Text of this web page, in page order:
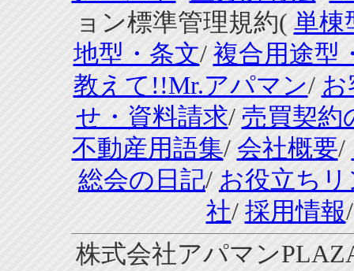
ョン標準管理規約( 単棟
地型・条文/ 複合用途型
教えて!!Mr.アパマン/ お
せ・資料請求/ 売買契約
不動産用語集/ 会社概要/
総会の日記/ お役立ち
社/ 採用情報
株式会社アパマン